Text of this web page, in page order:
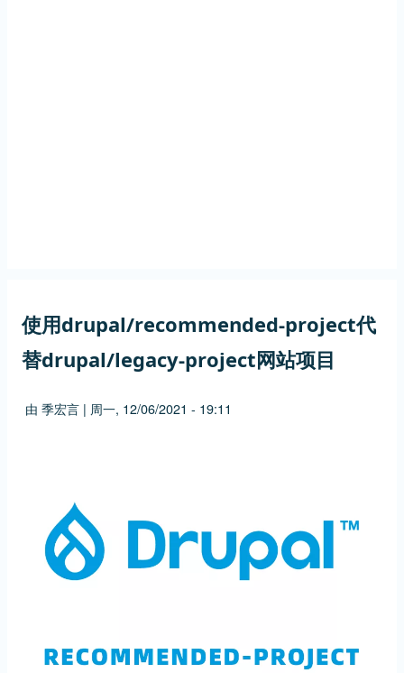
使用drupal/recommended-project代
替drupal/legacy-project网站项目
由 季宏言 | 周一, 12/06/2021 - 19:11